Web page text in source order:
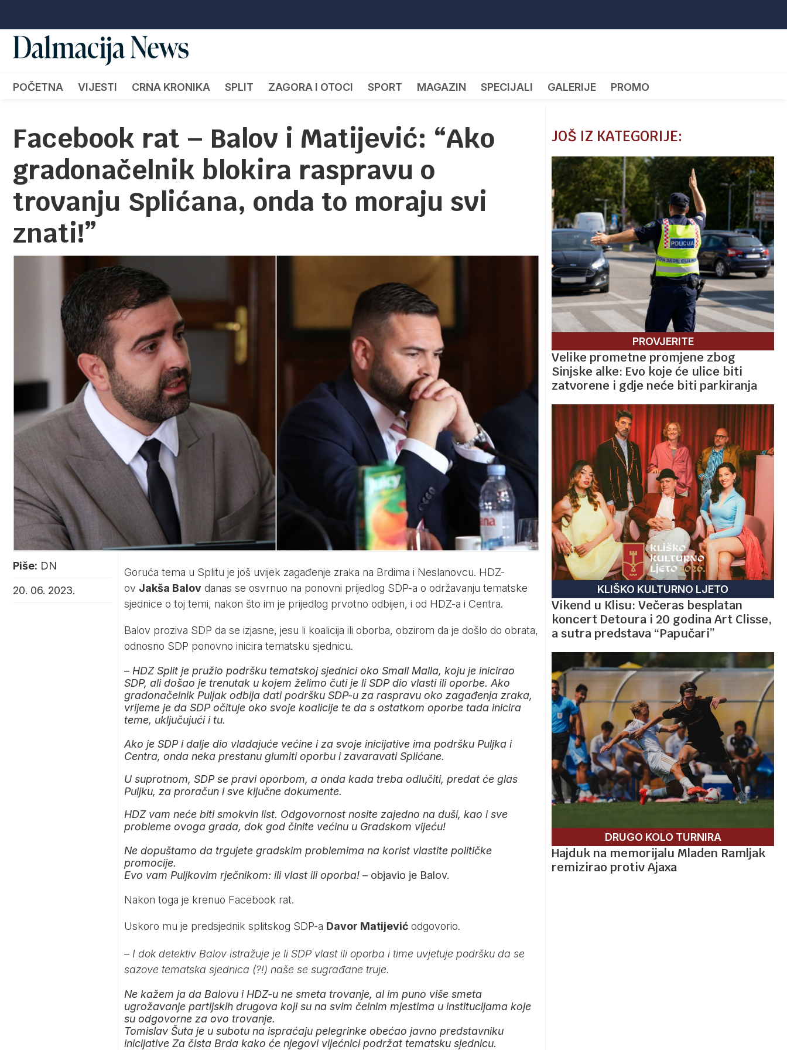
POČETNA VIJESTI CRNA KRONIKA SPLIT ZAGORA I OTOCI SPORT MAGAZIN SPECIJALI GALERIJE PROMO
Facebook rat – Balov i Matijević: “Ako
gradonačelnik blokira raspravu o
trovanju Splićana, onda to moraju svi
znati!”
Piše: DN
20. 06. 2023.
Goruća tema u Splitu je još uvijek zagađenje zraka na Brdima i Neslanovcu. HDZ-
ov Jakša Balovdanas se osvrnuo na ponovni prijedlog SDP-a o održavanju tematske
sjednice o toj temi, nakon što im je prijedlog prvotno odbijen, i od HDZ-a i Centra.
Balov proziva SDP da se izjasne, jesu li koalicija ili oborba, obzirom da je došlo do obrata,
odnosno SDP ponovno inicira tematsku sjednicu.
– HDZ Split je pružio podršku tematskoj sjednici oko Small Malla, koju je inicirao
SDP, ali došao je trenutak u kojem želimo čuti je li SDP dio vlasti ili oporbe. Ako
gradonačelnik Puljak odbija dati podršku SDP-u za raspravu oko zagađenja zraka,
vrijeme je da SDP očituje oko svoje koalicije te da s ostatkom oporbe tada inicira
teme, uključujući i tu.
Ako je SDP i dalje dio vladajuće većine i za svoje inicijative ima podršku Puljka i
Centra, onda neka prestanu glumiti oporbu i zavaravati Splićane.
U suprotnom, SDP se pravi oporbom, a onda kada treba odlučiti, predat će glas
Puljku, za proračun i sve ključne dokumente.
HDZ vam neće biti smokvin list. Odgovornost nosite zajedno na duši, kao i sve
probleme ovoga grada, dok god činite većinu u Gradskom vijeću!
Ne dopuštamo da trgujete gradskim problemima na korist vlastite političke
promocije.
Evo vam Puljkovim rječnikom: ili vlast ili oporba! – objavio je Balov.
Nakon toga je krenuo Facebook rat.
Uskoro mu je predsjednik splitskog SDP-a Davor Matijevićodgovorio.
– I dok detektiv Balov istražuje je li SDP vlast ili oporba i time uvjetuje podršku da se
sazove tematska sjednica (?!) naše se sugrađane truje.
Ne kažem ja da Balovu i HDZ-u ne smeta trovanje, al im puno više smeta
ugrožavanje partijskih drugova koji su na svim čelnim mjestima u institucijama koje
su odgovorne za ovo trovanje.
Tomislav Šuta je u subotu na ispraćaju pelegrinke obećao javno predstavniku
inicijative Za čista Brda kako će njegovi vijećnici podržat tematsku sjednicu.
JOŠ IZ KATEGORIJE:
PROVJERITE
Velike prometne promjene zbog
Sinjske alke: Evo koje će ulice biti
zatvorene i gdje neće biti parkiranja
KLIŠKO KULTURNO LJETO
Vikend u Klisu: Večeras besplatan
koncert Detoura i 20 godina Art Clisse,
a sutra predstava “Papučari”
DRUGO KOLO TURNIRA
Hajduk na memorijalu Mladen Ramljak
remizirao protiv Ajaxa